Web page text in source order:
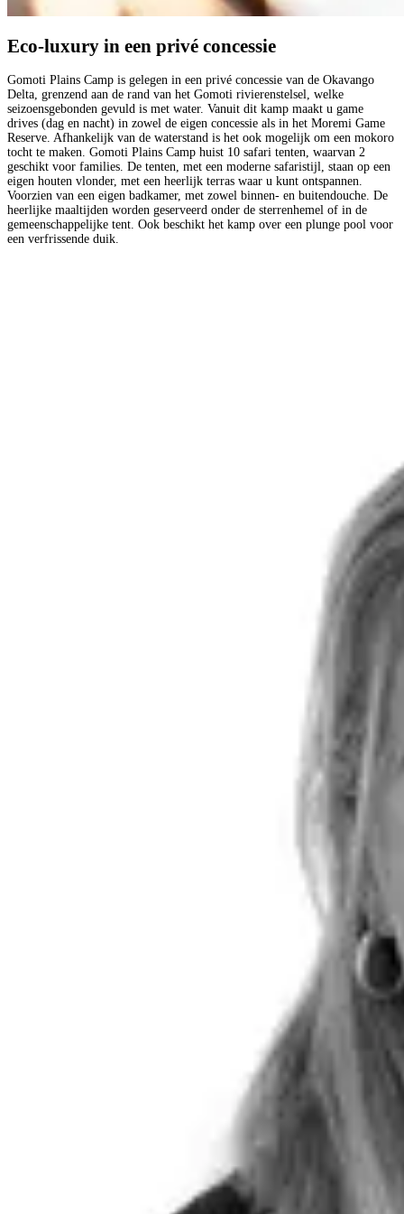
Eco-luxury in een privé concessie
Gomoti Plains Camp is gelegen in een privé concessie van de Okavango
Delta, grenzend aan de rand van het Gomoti rivierenstelsel, welke
seizoensgebonden gevuld is met water. Vanuit dit kamp maakt u game
drives (dag en nacht) in zowel de eigen concessie als in het Moremi Game
Reserve. Afhankelijk van de waterstand is het ook mogelijk om een mokoro
tocht te maken. Gomoti Plains Camp huist 10 safari tenten, waarvan 2
geschikt voor families. De tenten, met een moderne safaristijl, staan op een
eigen houten vlonder, met een heerlijk terras waar u kunt ontspannen.
Voorzien van een eigen badkamer, met zowel binnen- en buitendouche. De
heerlijke maaltijden worden geserveerd onder de sterrenhemel of in de
gemeenschappelijke tent. Ook beschikt het kamp over een plunge pool voor
een verfrissende duik.